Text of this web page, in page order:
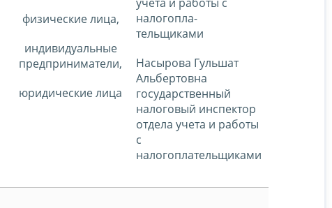
физические лица,
индивидуальные
предприниматели,
юридические лица
налогопла-
тельщиками
Насырова Гульшат
Альбертовна
государственный
налоговый инспектор
отдела учета и работы
с
налогоплательщиками